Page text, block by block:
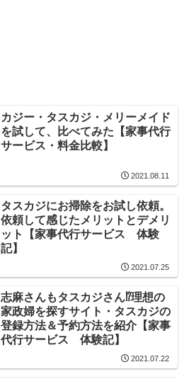
カジー・タスカジ・メリーメイド
を試して、比べてみた【家事代行
サービス・料金比較】
2021.08.11
タスカジにお掃除をお試し依頼。
依頼して感じたメリットとデメリ
ット【家事代行サービス 体験
記】
2021.07.25
志麻さんもタスカジさん⁉︎理想の
家政婦を探すサイト・タスカジの
登録方法＆予約方法を紹介【家事
代行サービス 体験記】
2021.07.22